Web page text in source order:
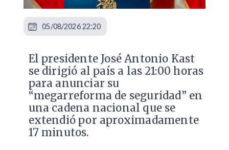
El presidente José Antonio Kast
se dirigió al país a las 21:00 horas
para anunciar su
“megarreforma de seguridad” en
una cadena nacional que se
extendió por aproximadamente
17 minutos.
05/08/2026 22:20